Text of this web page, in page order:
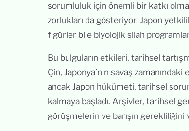
sorumluluk için önemli bir katkı
zorlukları da gösteriyor. Japon
figürler bile biyolojik silah
Bu bulguların etkileri, tarihsel
Çin, Japonya’nın savaş
ancak Japon hükümeti, tarihsel
kalmaya başladı. Arşivler, tarihsel
görüşmelerin ve barışın gerekliliğini